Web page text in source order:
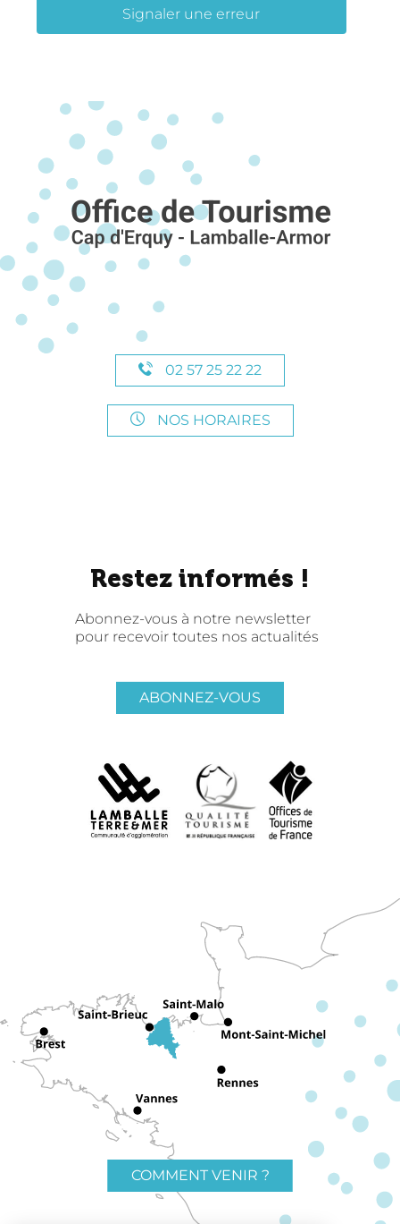
Signaler une erreur
02 57 25 22 22
NOS HORAIRES
Restez informés !
Abonnez-vous à notre newsletter
pour recevoir toutes nos actualités
ABONNEZ-VOUS
COMMENT VENIR ?